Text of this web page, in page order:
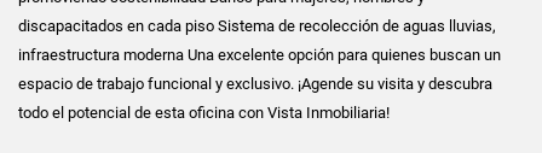
discapacitados en cada piso Sistema de recolección de aguas lluvias,
infraestructura moderna Una excelente opción para quienes buscan un
espacio de trabajo funcional y exclusivo. ¡Agende su visita y descubra
todo el potencial de esta oficina con Vista Inmobiliaria!